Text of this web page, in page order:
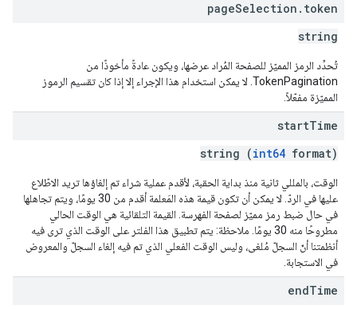
pageSelection . token
string
تُحدِّد الرمز المميّز للصفحة المُراد عرضها، ويكون عادةً مأخوذًا من
TokenPagination. لا يمكن استخدام هذا الإجراء إلا إذا كان تقسيم الرموز
المميّزة مفعّلاً.
startTime
string (int64 format)
الوقت، بالمللي ثانية منذ بداية الحقبة، لأقدم عملية شراء تم إلغاؤها تريد الاطّلاع
عليها في الردّ. لا يمكن أن تكون قيمة هذه المَعلمة أقدم من 30 يومًا، ويتم تجاهلها
في حال ضبط رمز مميّز لصفحة الفهرسة. القيمة التلقائية هي الوقت الحالي
مطروحًا منه 30 يومًا. ملاحظة: يتم تطبيق هذا الفلتر على الوقت الذي ترى فيه
أنظمتنا أنّ السجلّ مُلغى، وليس الوقت الفعلي الذي تم فيه إلغاء السجلّ والمعروض
في الاستجابة.
endTime